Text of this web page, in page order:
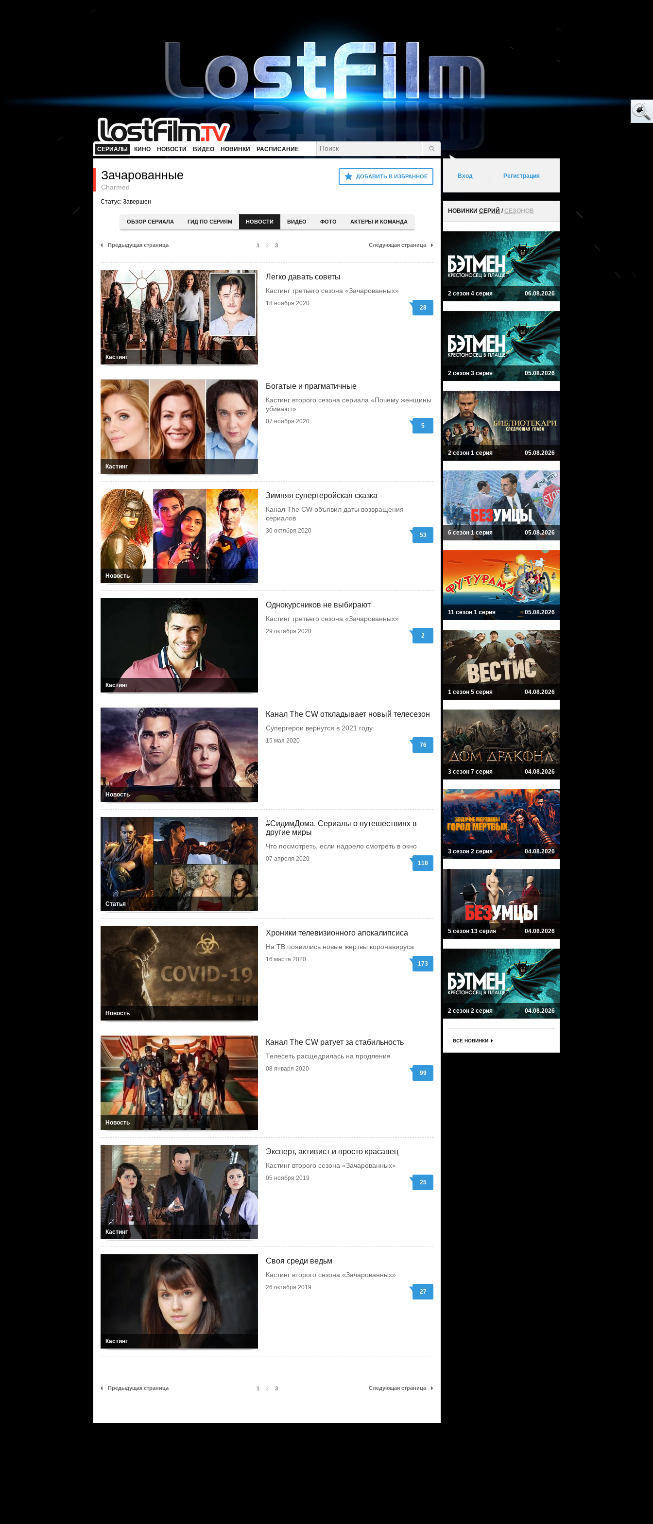
СЕРИАЛЫ КИНО НОВОСТИ ВИДЕО НОВИНКИ РАСПИСАНИЕ
ДОБАВИТЬ В ИЗБРАННОЕ
Зачарованные
Charmed
Статус: Завершен
ОБЗОР СЕРИАЛА ГИД ПО СЕРИЯМ НОВОСТИ ВИДЕО ФОТО АКТЕРЫ И КОМАНДА
Предыдущая страница 1 2 3 Следующая страница
Кастинг
Легко давать советы
Кастинг третьего сезона «Зачарованных»
18 ноября 2020
28
Кастинг
Богатые и прагматичные
Кастинг второго сезона сериала «Почему женщины
убивают»
07 ноября 2020
5
Новость
Зимняя супергеройская сказка
Канал The CW объявил даты возвращения
сериалов
30 октября 2020
53
Кастинг
Однокурсников не выбирают
Кастинг третьего сезона «Зачарованных»
29 октября 2020
2
Новость
Канал The CW откладывает новый телесезон
Супергерои вернутся в 2021 году
15 мая 2020
76
Статья
#СидимДома. Сериалы о путешествиях в
другие миры
Что посмотреть, если надоело смотреть в окно
07 апреля 2020
118
Новость
Хроники телевизионного апокалипсиса
На ТВ появились новые жертвы коронавируса
16 марта 2020
173
Новость
Канал The CW ратует за стабильность
Телесеть расщедрилась на продления
08 января 2020
99
Кастинг
Эксперт, активист и просто красавец
Кастинг второго сезона «Зачарованных»
05 ноября 2019
25
Кастинг
Своя среди ведьм
Кастинг второго сезона «Зачарованных»
26 октября 2019
27
Предыдущая страница 1 2 3 Следующая страница
Вход Регистрация
НОВИНКИ СЕРИЙ /СЕЗОНОВ
2 сезон 4 серия 06.08.2026
2 сезон 3 серия 05.08.2026
2 сезон 1 серия 05.08.2026
6 сезон 1 серия 05.08.2026
11 сезон 1 серия 05.08.2026
1 сезон 5 серия 04.08.2026
3 сезон 7 серия 04.08.2026
3 сезон 2 серия 04.08.2026
5 сезон 13 серия 04.08.2026
2 сезон 2 серия 04.08.2026
ВСЕ НОВИНКИ